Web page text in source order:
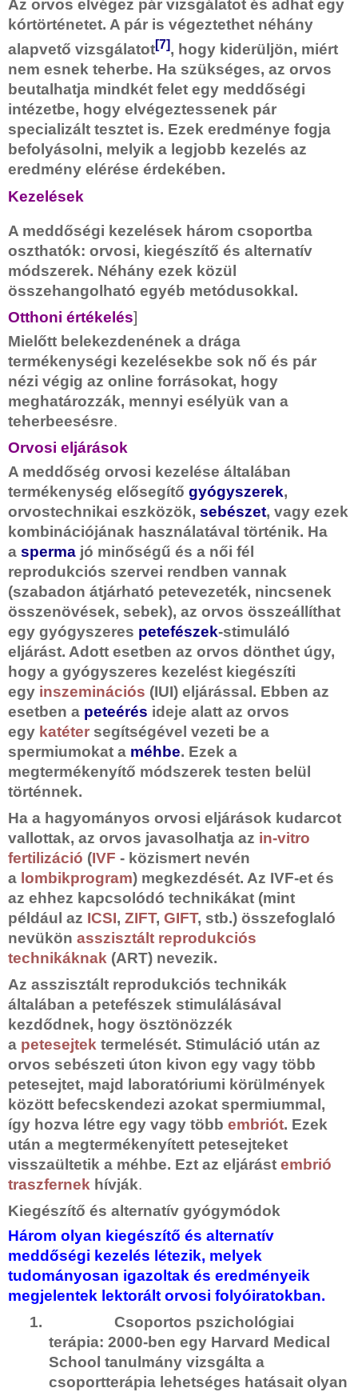
Az orvos elvégez pár vizsgálatot és adhat egy
kórtörténetet. A pár is végeztethet néhány
alapvető vizsgálatot[7], hogy kiderüljön, miért
nem esnek teherbe. Ha szükséges, az orvos
beutalhatja mindkét felet egy meddőségi
intézetbe, hogy elvégeztessenek pár
specializált tesztet is. Ezek eredménye fogja
befolyásolni, melyik a legjobb kezelés az
eredmény elérése érdekében.
Kezelések
A meddőségi kezelések három csoportba
oszthatók: orvosi, kiegészítő és alternatív
módszerek. Néhány ezek közül
összehangolható egyéb metódusokkal.
Otthoni értékelés]
Mielőtt belekezdenének a drága
termékenységi kezelésekbe sok nő és pár
nézi végig az online forrásokat, hogy
meghatározzák, mennyi esélyük van a
teherbeesésre.
Orvosi eljárások
A meddőség orvosi kezelése általában
termékenység elősegítő gyógyszerek,
orvostechnikai eszközök, sebészet, vagy ezek
kombinációjának használatával történik. Ha
a sperma jó minőségű és a női fél
reprodukciós szervei rendben vannak
(szabadon átjárható petevezeték, nincsenek
összenövések, sebek), az orvos összeállíthat
egy gyógyszeres petefészek-stimuláló
eljárást. Adott esetben az orvos dönthet úgy,
hogy a gyógyszeres kezelést kiegészíti
egy inszeminációs (IUI) eljárással. Ebben az
esetben a peteérés ideje alatt az orvos
egy katéter segítségével vezeti be a
spermiumokat a méhbe. Ezek a
megtermékenyítő módszerek testen belül
történnek.
Ha a hagyományos orvosi eljárások kudarcot
vallottak, az orvos javasolhatja az in-vitro
fertilizáció (IVF - közismert nevén
a lombikprogram) megkezdését. Az IVF-et és
az ehhez kapcsolódó technikákat (mint
például az ICSI, ZIFT, GIFT, stb.) összefoglaló
nevükön asszisztált reprodukciós
technikáknak (ART) nevezik.
Az asszisztált reprodukciós technikák
általában a petefészek stimulálásával
kezdődnek, hogy ösztönözzék
a petesejtek termelését. Stimuláció után az
orvos sebészeti úton kivon egy vagy több
petesejtet, majd laboratóriumi körülmények
között befecskendezi azokat spermiummal,
így hozva létre egy vagy több embriót. Ezek
után a megtermékenyített petesejteket
visszaültetik a méhbe. Ezt az eljárást embrió
traszfernek hívják.
Kiegészítő és alternatív gyógymódok
Három olyan kiegészítő és alternatív
meddőségi kezelés létezik, melyek
tudományosan igazoltak és eredményeik
megjelentek lektorált orvosi folyóiratokban.
1.
Csoportos pszichológiai
terápia: 2000-ben egy Harvard Medical
School tanulmány vizsgálta a
csoportterápia lehetséges hatásait olyan